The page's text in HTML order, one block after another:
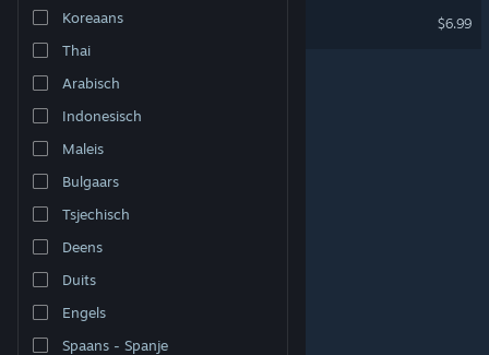
Desktopwebsite weergeven
Koreaans
Thai
Arabisch
Indonesisch
Maleis
Bulgaars
Tsjechisch
Deens
Duits
Engels
Spaans - Spanje
$6.99